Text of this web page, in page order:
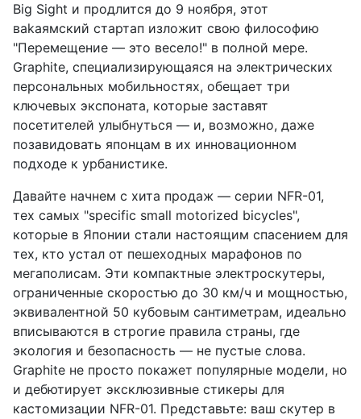
Big Sight и продлится до 9 ноября, этот
вakaямский стартап изложит свою философию
"Перемещение — это весело!" в полной мере.
Graphite, специализирующаяся на электрических
персональных мобильностях, обещает три
ключевых экспоната, которые заставят
посетителей улыбнуться — и, возможно, даже
позавидовать японцам в их инновационном
подходе к урбанистике.
Давайте начнем с хита продаж — серии NFR-01,
тех самых "specific small motorized bicycles",
которые в Японии стали настоящим спасением для
тех, кто устал от пешеходных марафонов по
мегаполисам. Эти компактные электроскутеры,
ограниченные скоростью до 30 км/ч и мощностью,
эквивалентной 50 кубовым сантиметрам, идеально
вписываются в строгие правила страны, где
экология и безопасность — не пустые слова.
Graphite не просто покажет популярные модели, но
и дебютирует эксклюзивные стикеры для
кастомизации NFR-01. Представьте: ваш скутер в